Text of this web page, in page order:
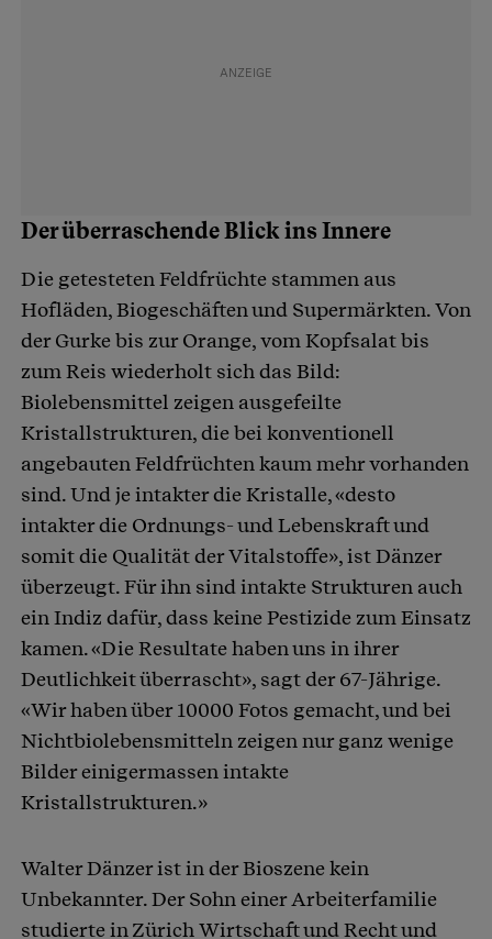
Der überraschende Blick ins Innere
Die getesteten Feldfrüchte stammen aus
Hofläden, Biogeschäften und Supermärkten. Von
der Gurke bis zur Orange, vom Kopfsalat bis
zum Reis wiederholt sich das Bild:
Biolebensmittel zeigen ausgefeilte
Kristallstrukturen, die bei konventionell
angebauten Feldfrüchten kaum mehr vorhanden
sind. Und je intakter die Kristalle, «desto
intakter die Ordnungs- und Lebenskraft und
somit die Qualität der Vitalstoffe», ist Dänzer
überzeugt. Für ihn sind intakte Strukturen auch
ein Indiz dafür, dass keine Pestizide zum Einsatz
kamen. «Die Resultate haben uns in ihrer
Deutlichkeit überrascht», sagt der 67-Jährige.
«Wir haben über 10000 Fotos gemacht, und bei
Nichtbiolebensmitteln zeigen nur ganz wenige
Bilder einigermassen intakte
Kristallstrukturen.»
Walter Dänzer ist in der Bioszene kein
Unbekannter. Der Sohn einer Arbeiterfamilie
studierte in Zürich Wirtschaft und Recht und